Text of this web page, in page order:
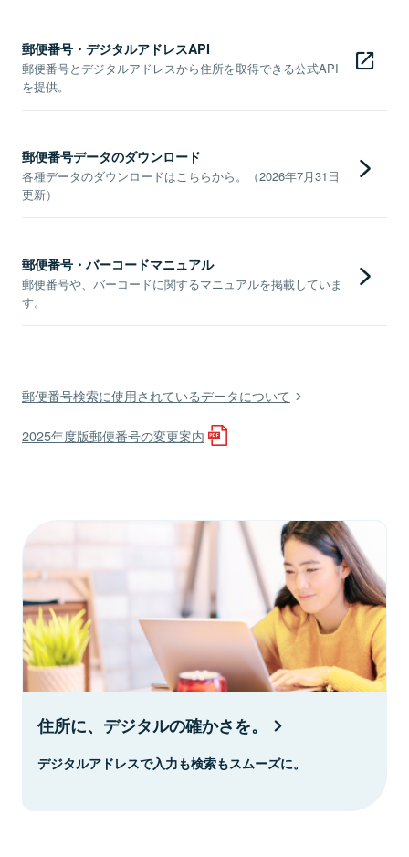
郵便番号・デジタルアドレスAPI
郵便番号とデジタルアドレスから住所を取得できる公式API
を提供。
郵便番号データのダウンロード
各種データのダウンロードはこちらから。（2026年7月31日
更新）
郵便番号・バーコードマニュアル
郵便番号や、バーコードに関するマニュアルを掲載していま
す。
郵便番号検索に使用されているデータについて
2025年度版郵便番号の変更案内
住所に、デジタルの確かさを。
デジタルアドレスで入力も検索もスムーズに。